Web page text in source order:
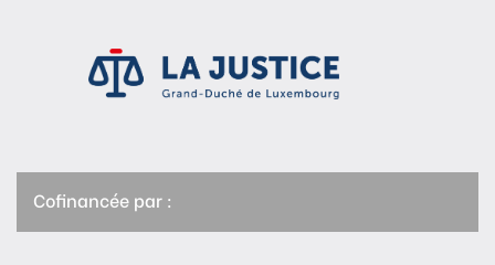
Cofinancée par :